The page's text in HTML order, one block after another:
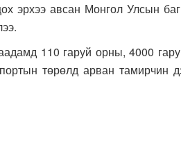
эрхээ авсан Монгол Улсын
110 гаруй орны, 4000
төрөлд арван тамирчин